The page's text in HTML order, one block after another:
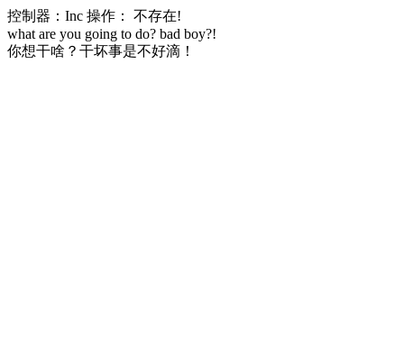
控制器：Inc 操作： 不存在!
what are you going to do? bad boy?!
你想干啥？干坏事是不好滴！